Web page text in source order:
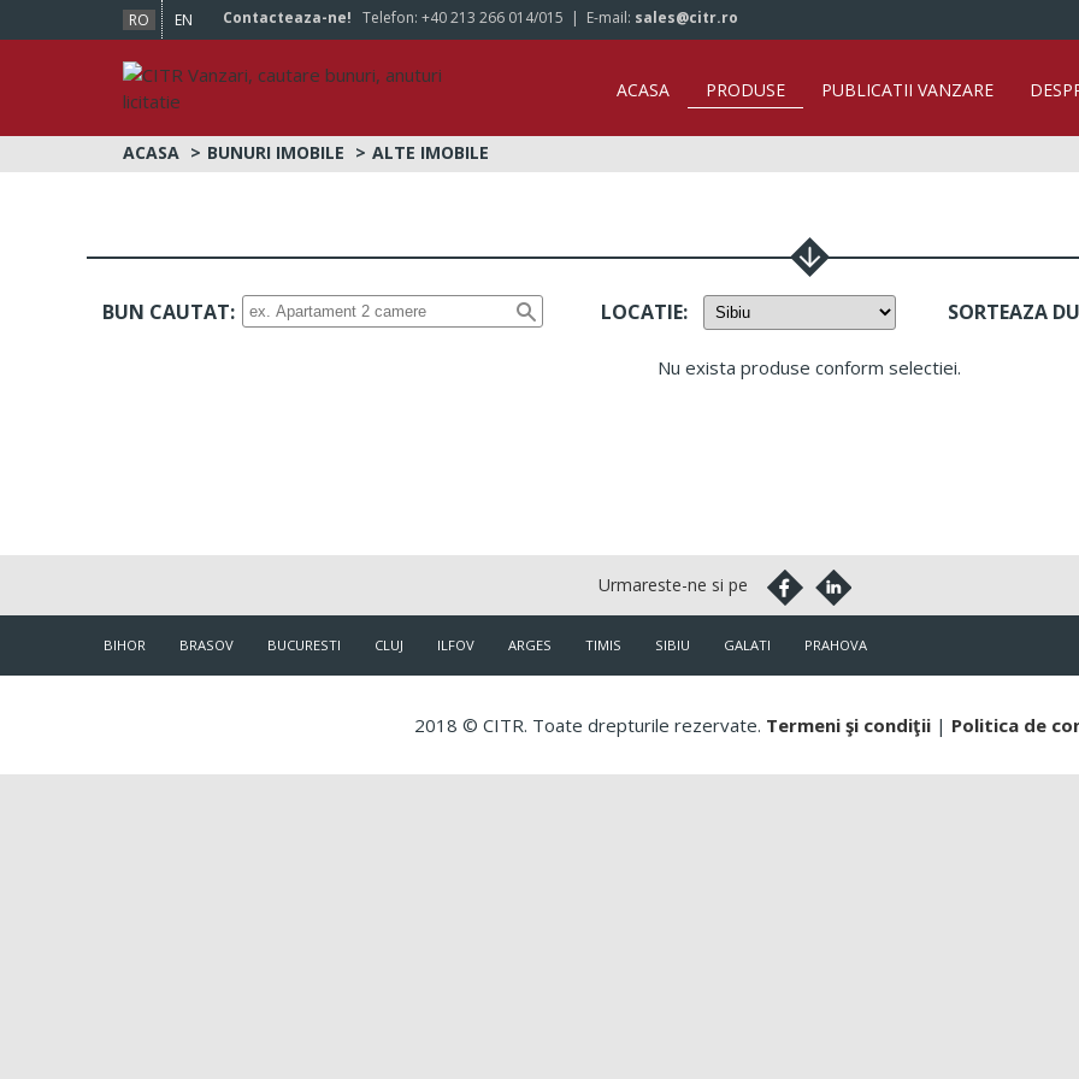
RO EN Contacteaza-ne! Telefon: +40 213 266 014/015 | E-mail: sales@citr.ro
ACASA PRODUSE PUBLICATII VANZARE
ACASA BUNURI IMOBILE ALTE IMOBILE
BUN CAUTAT: LOCATIE: SORTEAZA
Nu exista produse conform selectiei.
BIHOR BRASOV BUCURESTI CLUJ ILFOV ARGES TIMIS SIBIU GALATI PRAHOVA
2018 © CITR. Toate drepturile rezervate. Termeni şi condiţii | Politica de